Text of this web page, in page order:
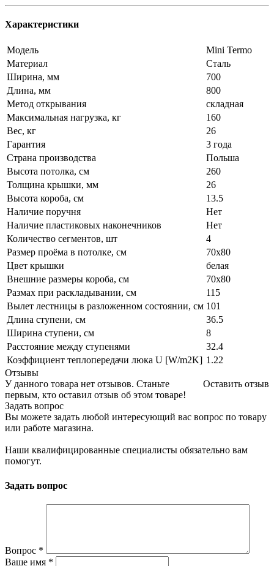
Характеристики
Модель
Mini Termo
Материал
Сталь
Ширина, мм
700
Длина, мм
800
Метод открывания
складная
Максимальная нагрузка, кг
160
Вес, кг
26
Гарантия
3 года
Страна производства
Польша
Высота потолка, см
260
Толщина крышки, мм
26
Высота короба, см
13.5
Наличие поручня
Нет
Наличие пластиковых наконечников
Нет
Количество сегментов, шт
4
Размер проёма в потолке, см
70x80
Цвет крышки
белая
Внешние размеры короба, см
70x80
Размах при раскладывании, см
115
Вылет лестницы в разложенном состоянии, см 101
Длина ступени, см
36.5
Ширина ступени, см
8
Расстояние между ступенями
32.4
Коэффициент теплопередачи люка U [W/m2K] 1.22
Отзывы
Оставить отзыв
У данного товара нет отзывов. Станьте
первым, кто оставил отзыв об этом товаре!
Задать вопрос
Вы можете задать любой интересующий вас вопрос по товару
или работе магазина.
Наши квалифицированные специалисты обязательно вам
помогут.
Задать вопрос
Вопрос *
Ваше имя *